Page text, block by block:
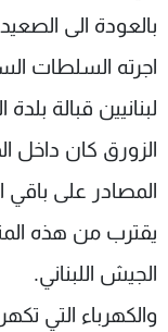
بالعودة الى
اجرته السلطات
لبنانيين قبالة
الزورق كان داخل
المصادر على باقي
يقترب من هذه
الجيش اللبناني.
والكهرباء التي
شاهد البرامج
الترددات
عن MTV
لاعلاناتكم